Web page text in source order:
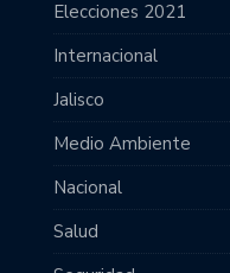
Elecciones 2021
Internacional
Jalisco
Medio Ambiente
Nacional
Salud